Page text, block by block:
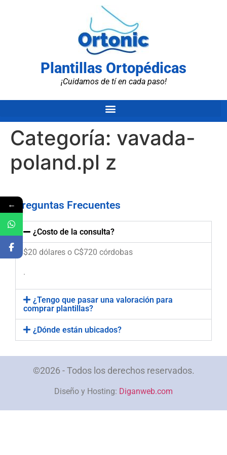
Plantillas Ortopédicas
¡Cuidamos de tí en cada paso!
Categoría: vavada-
poland.pl z
Preguntas Frecuentes
¿Costo de la consulta?
$20 dólares o C$720 córdobas
.
¿Tengo que pasar una valoración para
comprar plantillas?
¿Dónde están ubicados?
©2026 - Todos los derechos reservados.
Diseño y Hosting: Diganweb.com
←